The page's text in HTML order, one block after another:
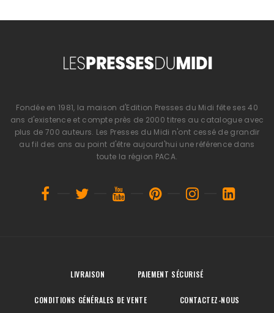
Fondée en 1981, la maison d'Edition Presses du Midi fête ses 40
ans d'existence et compte près de 2000 titres au catalogue avec
plus de 700 auteurs. Les Presses du Midi n'ont cessé de grandir
au fil des ans au point d'être aujourd'hui une référence dans
toute la région PACA.
LIVRAISON PAIEMENT SÉCURISÉ
CONDITIONS GÉNÉRALES DE VENTE CONTACTEZ-NOUS